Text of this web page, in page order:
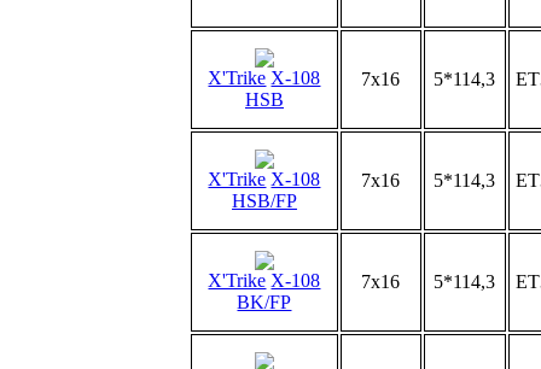
X'Trike X-108
HSB
7x16 5*114,3
X'Trike X-108
HSB/FP
7x16 5*114,3
X'Trike X-108
BK/FP
7x16 5*114,3